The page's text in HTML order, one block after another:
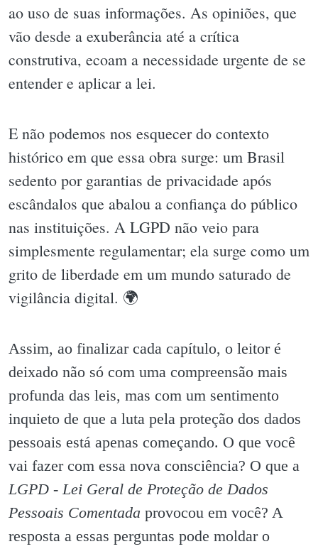
ao uso de suas informações. As opiniões, que
vão desde a exuberância até a crítica
construtiva, ecoam a necessidade urgente de se
entender e aplicar a lei.
E não podemos nos esquecer do contexto
histórico em que essa obra surge: um Brasil
sedento por garantias de privacidade após
escândalos que abalou a confiança do público
nas instituições. A LGPD não veio para
simplesmente regulamentar; ela surge como um
grito de liberdade em um mundo saturado de
vigilância digital. 🌍
Assim, ao finalizar cada capítulo, o leitor é
deixado não só com uma compreensão mais
profunda das leis, mas com um sentimento
inquieto de que a luta pela proteção dos dados
pessoais está apenas começando. O que você
vai fazer com essa nova consciência? O que a
LGPD - Lei Geral de Proteção de Dados
Pessoais Comentada provocou em você? A
resposta a essas perguntas pode moldar o